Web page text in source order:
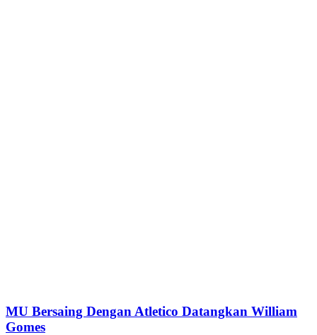
MU Bersaing Dengan Atletico Datangkan William
Gomes